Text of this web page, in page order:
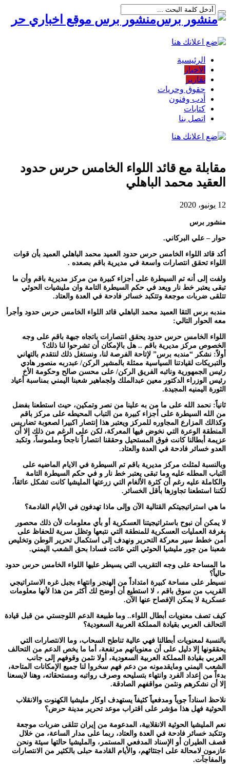
منشور برس موقع اخباري حر
الرئيسية
الاخبار
تقارير
حقوق وحريات
أدب وفنون
كتابات
اتصل بنا
مقابلة مع قائد اللواء الخامس حرس حدود
العقيد محمد الباهلي
12 يونيو، 2020
منشور برس
حوار – علي البركاني.
أكد قائد اللواء الخامس حرس حدود العميد محمد الباهلي العميد بأن قوات
اللواء تحقق انتصارات واسعة في مديرية باقم بصعده .
ولفت إلى أنه تم السيطرة على أجزاء كبيرة من مركز مديرية باقم وأن ما
تبقى يعتبر خط نار ويعد في حكم السيطرة التامة وان مليشيات الحوثي
تتلقى ضربات موجعة وتتكبد خسائر فادحة في العدة والعتاد.
مندبه برس التقا العميد محمد الباهلي قائد اللواء الخامس حرس حدود وأجرأ
معه الحوار التالي:
اللواء الخامس حرس حدود يحقق انتصارات باتجاه جبهة باقم على وجه
الخصوص مركز مديرية باقم .. هل بالإمكان أن تشرحوا لنا ذلك؟
أولاً: نشكر “مندبه برس” لإتاحة الفرصة لنا، ونستغل ذلك لنتقدم بالتهاني
والتبريكات لقيادتنا السياسية ممثلة بالمشير الركن/ عبدربه منصور هادي
رئيس الجمهورية ونائبه الفريق الركن/ على محسن صالح وحكومة الأخ
رئيس الوزراء الدكتور معين عبدالملك ولجماهير شعبنا اليمني بمناسبة أعياد
الثورة اليمنيه المجيدة.
ثانياً: نحمد الله على ما من به علينا من نصر وتمكين، حيث استطعنا بفضل
من الله السيطرة على أجزاء كبيرة من التباب المحيطه على مركز باقم
وكذالك المزارع المجاوره للمركز ويعتبر هذا إنتصار اكبيرا لصعوبة تضاريس
المنطقة الوعرة التي نخوض فيها المعركة، لكن على الرغم من ذلك إلا أن
عزيمة أبطالنا كانت فوق المستحيل وحققنا انتصاراً ناجحاً وملموساً، وتكبد
العدو خسائر فادحة في العدة والعتاد.
وبالنسبة لمثلث مركز مديرية باقم تم السيطرة في الايام الماضيه على
التباب المطله عليه وما تبقى يعتبر خط نار و في حكم السيطرة التامة
والكاملة عليه رغم أن كثرة الألغام التي زرعتها المليشيا كانت تشكل عائقاً،
لكننا استطعنا تجاوزها بأقل الخسائر.
ما هي استراتيجيتكم القتالية الآن وإلى ماذا تهدفون في الأيام القادمة؟
لا يمكن أن نبوح باستراتيجيتنا العسكرية أو بأي معلومات لأن ذلك محصور
بغرفة العمليات العسكرية للمنطقة التي نتبعها وتظل سرية للحفاظ على
أمن خطط سير معركة التحرير ونهدف إلى استكمال تحرير الوطن وتخليص
شعبنا من جور مليشيا الحوثي التي عاثت فسادا بحق الشعب اليمني.
ما المساحة على وجه التقريب التي يسيطر عليها اللواء الخامس حرس حدود
حالياً؟
نسيطر على مساحة كبيرة امتداداً من الهنجر وانتهاء بجبل غره الاستراتيجي
القريب من سوق باقم ، لا استطيع أن أوضح لك أكثر من هذا لأنها معلومات
عسكرية لا يمكن الإفصاح عنها الآن.
كيف تصف معنويات أبطال اللواء.. وما طبيعة الدعم اللوجستي من قبل قيادة
التحالف العربي بقيادة المملكة العربية السعودية؟
بالنسبة لمعنويات أبطالنا فهي عالية تناطح السحاب، وما الانتصارات التي
يحققونها إلا دليل على أن معنوياتهم مرتفعة، أما ما يخص الدعم من التحالف
العربي بقيادة المملكة العربية السعودية، أولا نثمن وقوفهم إلى جانب
الشعب اليمني ومايقدمونه من دعم فهم سخروا لنا جميع الإمكانات المتاحة،
بدءاً من إعداد الفرد وانتهاء بتسليحه وصرف رواتبه ومستحقاته، وهنا لايسعنا
إلا أن نشكرهم ونثمن مواقفهم الصادقة.
نلاحظ اسناداً جوياً ومدفعياً كثيفاً يستهدف اوكار مليشيا الكهنوت والانقلاب
الحوثية فهل هذا مؤشر على اقتراب موعد تحرير مدينة حرض؟
نعم المليشيا الحوثية الانقلابية، المدعومة من إيران تتلقى ضربات موجعة
وتتكبد خسائر فادحة في العدة والعتاد، ربما على مدار الساعة، من خلال
قصف الطيران أو الإسناد المدفعي المستمر، والمليشيا حالتها سيئة ونحن
عازمون لامحالة على اجتثاثهم، والأيام القادمة حبلى بالكثير من الانتصارات
والمفاجآت.